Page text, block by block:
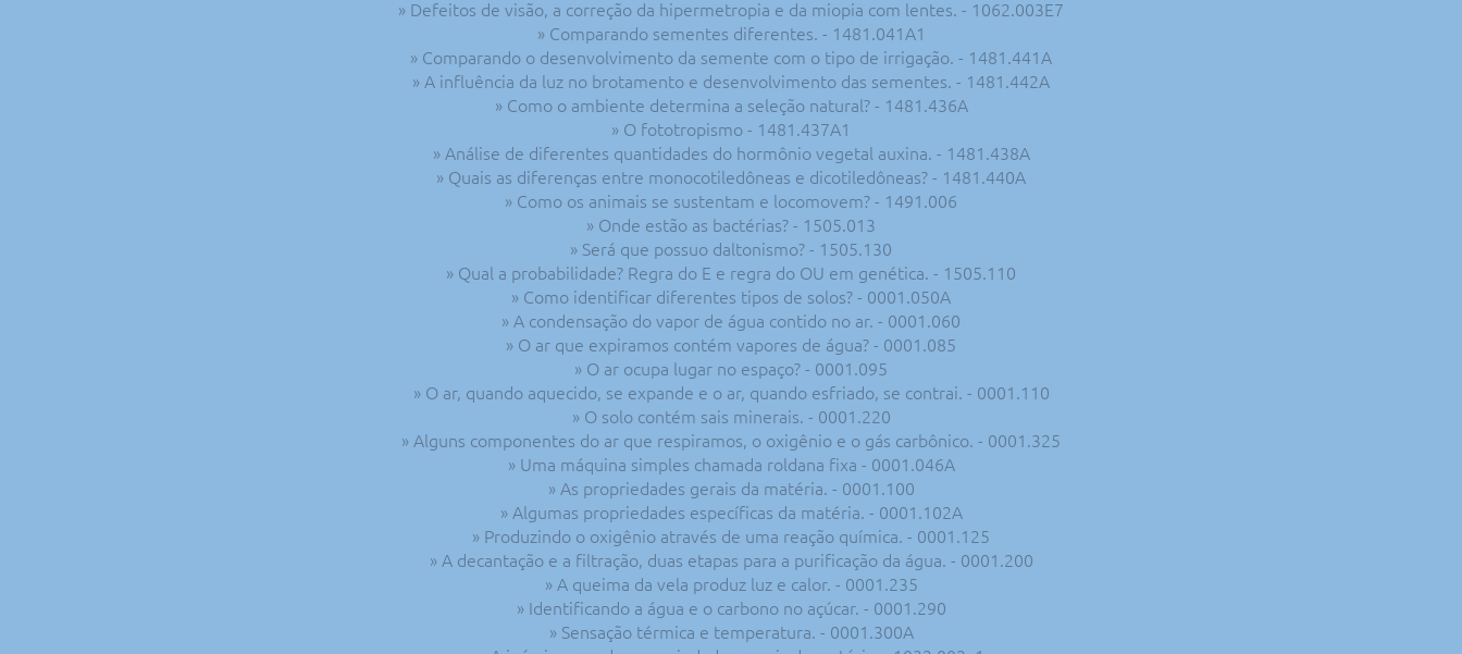
» Defeitos de visão, a correção da hipermetropia e da miopia com lentes. - 1062.003E7
» Comparando sementes diferentes. - 1481.041A1
» Comparando o desenvolvimento da semente com o tipo de irrigação. - 1481.441A
» A influência da luz no brotamento e desenvolvimento das sementes. - 1481.442A
» Como o ambiente determina a seleção natural? - 1481.436A
» O fototropismo - 1481.437A1
» Análise de diferentes quantidades do hormônio vegetal auxina. - 1481.438A
» Quais as diferenças entre monocotiledôneas e dicotiledôneas? - 1481.440A
» Como os animais se sustentam e locomovem? - 1491.006
» Onde estão as bactérias? - 1505.013
» Será que possuo daltonismo? - 1505.130
» Qual a probabilidade? Regra do E e regra do OU em genética. - 1505.110
» Como identificar diferentes tipos de solos? - 0001.050A
» A condensação do vapor de água contido no ar. - 0001.060
» O ar que expiramos contém vapores de água? - 0001.085
» O ar ocupa lugar no espaço? - 0001.095
» O ar, quando aquecido, se expande e o ar, quando esfriado, se contrai. - 0001.110
» O solo contém sais minerais. - 0001.220
» Alguns componentes do ar que respiramos, o oxigênio e o gás carbônico. - 0001.325
» Uma máquina simples chamada roldana fixa - 0001.046A
» As propriedades gerais da matéria. - 0001.100
» Algumas propriedades específicas da matéria. - 0001.102A
» Produzindo o oxigênio através de uma reação química. - 0001.125
» A decantação e a filtração, duas etapas para a purificação da água. - 0001.200
» A queima da vela produz luz e calor. - 0001.235
» Identificando a água e o carbono no açúcar. - 0001.290
» Sensação térmica e temperatura. - 0001.300A